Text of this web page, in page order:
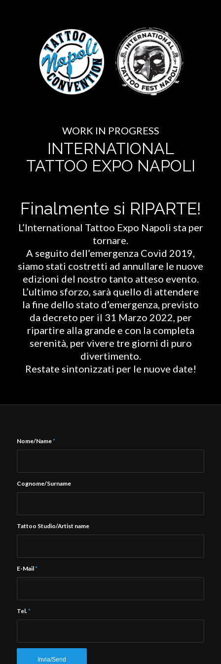
WORK IN PROGRESS
INTERNATIONAL
TATTOO EXPO NAPOLI
Finalmente si RIPARTE!
L’International Tattoo Expo Napoli sta per
tornare.
A seguito dell’emergenza Covid 2019,
siamo stati costretti ad annullare le nuove
edizioni del nostro tanto atteso evento.
L’ultimo sforzo, sarà quello di attendere
la fine dello stato d’emergenza, previsto
da decreto per il 31 Marzo 2022, per
ripartire alla grande e con la completa
serenità, per vivere tre giorni di puro
divertimento.
Restate sintonizzati per le nuove date!
Nome/Name*
Cognome/Surname
Tattoo Studio/Artist name
E-Mail*
Tel.*